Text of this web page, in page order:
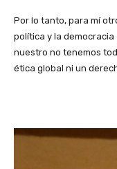
Por lo tanto, para mí
política y la democracia
nuestro no tenemos
ética global ni un